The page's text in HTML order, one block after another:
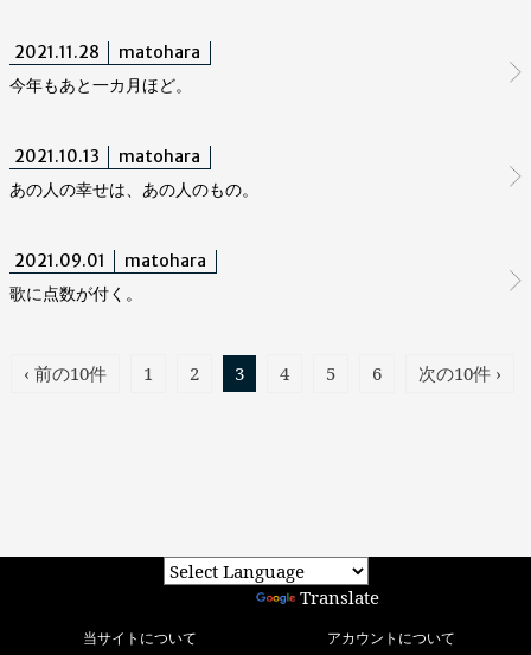
2021.11.28 matohara
今年もあと一カ月ほど。
2021.10.13 matohara
あの人の幸せは、あの人のもの。
2021.09.01 matohara
歌に点数が付く。
‹ 前の10件 1 2 3 4 5 6 次の10件 ›
Translate
当サイトについて アカウントについて